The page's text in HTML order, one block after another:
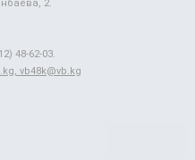
2.
48-62-03.
vb48k@vb.kg